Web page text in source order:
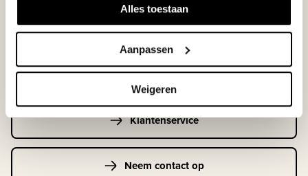
Alles toestaan
Aanpassen
Weigeren
Maandag t/m vrijdag | 08.00 - 17.00 uur
Klantenservice
Neem contact op